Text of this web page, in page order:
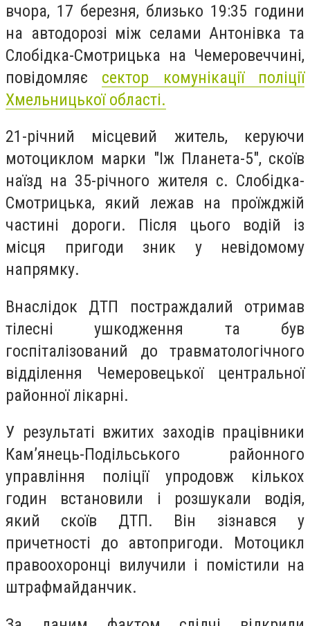
вчора, 17 березня, близько 19:35 години
на автодорозі між селами Антонівка та
Слобідка-Смотрицька на Чемеровеччині,
повідомляє сектор комунікації поліції
Хмельницької області.
21-річний місцевий житель, керуючи
мотоциклом марки "Іж Планета-5", скоїв
наїзд на 35-річного жителя с. Слобідка-
Смотрицька, який лежав на проїжджій
частині дороги. Після цього водій із
місця пригоди зник у невідомому
напрямку.
Внаслідок ДТП постраждалий отримав
тілесні ушкодження та був
госпіталізований до травматологічного
відділення Чемеровецької центральної
районної лікарні.
У результаті вжитих заходів працівники
Кам’янець-Подільського районного
управління поліції упродовж кількох
годин встановили і розшукали водія,
який скоїв ДТП. Він зізнався у
причетності до автопригоди. Мотоцикл
правоохоронці вилучили і помістили на
штрафмайданчик.